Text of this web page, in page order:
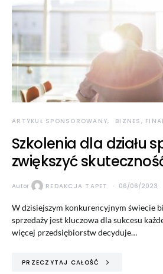
ARTYKUŁ SPONSOROWANY BIZNES,
Szkolenia dla działu
zwiększyć
Autor REDAKCJA TAPET 06/06/2023
W dzisiejszym konkurencyjnym świecie
sprzedaży jest kluczowa dla sukcesu
więcej przedsiębiorstw decyduje…
PRZECZYTAJ CAŁOŚĆ